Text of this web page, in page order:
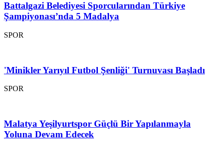
Battalgazi Belediyesi Sporcularından Türkiye
Şampiyonası’nda 5 Madalya
SPOR
'Minikler Yarıyıl Futbol Şenliği' Turnuvası Başladı
SPOR
Malatya Yeşilyurtspor Güçlü Bir Yapılanmayla
Yoluna Devam Edecek